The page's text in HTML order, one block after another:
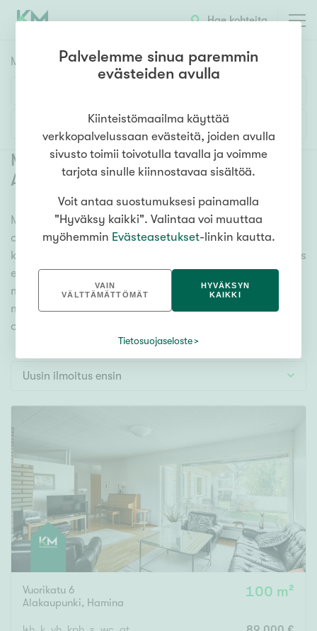
Hae kohteita
Myyntikohteet
1h 2h 3h 4h 5h+
Asuntotyyppi
Kerros-/luhtitalo
Rivitalo/paritalo
Omakoti-/erillistalo
Maa- tai metsätila
Vapaa-ajan asunto
Hinta
000 000 €
Pinta-ala
Lisää hakuehtoja
Myytävät asunnot Hamina
Alakaupunki (3)
Meiltä löydät myytävät asunnot Hamina Alakaupunki,
oli tarpeesi mikä vain! Tuhansien kohteiden ja satojen
kiinteistönvälittäjien verkostomme auttaa sinua kenties
elämäsi tärkeimmässä päätöksessä. Katso alta kaikki
myytävät asunnot Hamina Alakaupunki. Hyödynnä
myös kätevää hakutyökaluamme, jonka avulla löydät
omien toiveidesi mukaisen kodin.
Uusin ilmoitus ensin
Vuorikatu 6
Alakaupunki, Hamina
100 m²
Palvelemme sinua paremmin
evästeiden avulla
Kiinteistömaailma käyttää
verkkopalvelussaan evästeitä, joiden avulla
sivusto toimii toivotulla tavalla ja voimme
tarjota sinulle kiinnostavaa sisältöä.
Voit antaa suostumuksesi painamalla
"Hyväksy kaikki". Valintaa voi muuttaa
myöhemmin Evästeasetukset-linkin kautta.
VAIN
VÄLTTÄMÄTTÖMÄT
HYVÄKSYN
KAIKKI
Tietosuojaseloste